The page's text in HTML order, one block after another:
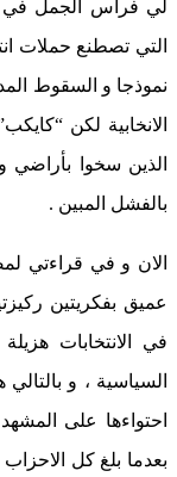
لي فراس الجمل في
التي تصطنع حملات
نموذجا و السقوط
الانخابية لكن
الذين سخوا بأراضي
بالفشل المبين .
الان و في قراءتي
عميق بفكريتين
في الانتخابات
السياسية ، و
احتواءها على
بعدما بلغ كل